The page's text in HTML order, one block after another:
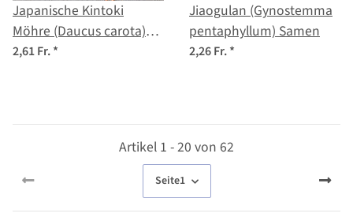
Japanische Kintoki
Möhre (Daucus carota)
Samen
2,61 Fr.*
Jiaogulan (Gynostemma
pentaphyllum) Samen
2,26 Fr.*
Artikel 1 - 20 von 62
Seite1